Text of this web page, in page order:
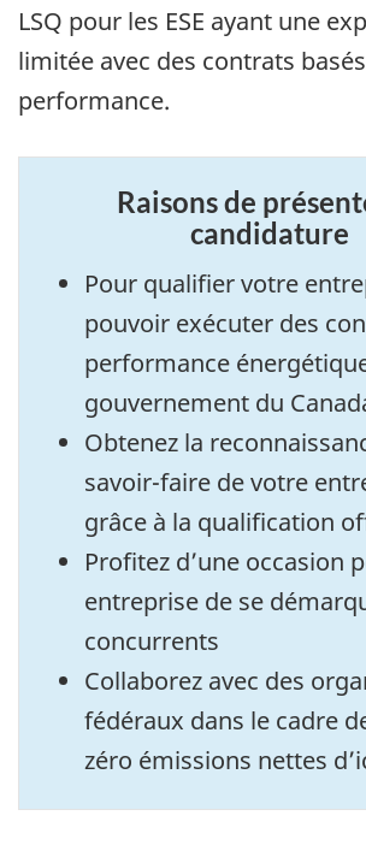
LSQ pour les ESE ayant une
limitée avec des contrats
performance.
Raisons de
candidature
Pour qualifier votre
pouvoir exécuter des
performance
gouvernement du
Obtenez la
savoir-faire de votre
grâce à la qualification
Profitez d’une occasion
entreprise de se
concurrents
Collaborez avec des
fédéraux dans le cadre
zéro émissions nettes